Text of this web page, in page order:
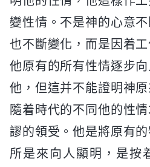
變性情。不是神的心意
也不斷變化，而是因着
他原有的所有性情逐步
他，但這并不能證明神
隨着時代的不同他的性
謬的領受。他是將原有
所是來向人顯明，是按